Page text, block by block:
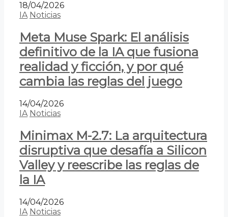
18/04/2026
IA Noticias
Meta Muse Spark: El análisis
definitivo de la IA que fusiona
realidad y ficción, y por qué
cambia las reglas del juego
14/04/2026
IA Noticias
Minimax M-2.7: La arquitectura
disruptiva que desafía a Silicon
Valley y reescribe las reglas de
la IA
14/04/2026
IA Noticias